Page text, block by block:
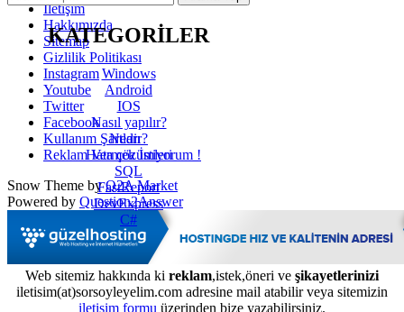
KATEGORİLER
Windows
Android
IOS
Nasıl yapılır?
Nedir?
Hata çözümleri
SQL
FastReport
DevExpress
C#
İletişim
Hakkımızda
Sitemap
Gizlilik Politikası
Instagram
Youtube
Twitter
Facebook
Kullanım Şartları
Reklam Vermek İstiyorum !
Snow Theme byQ2A Market
Powered by Question2Answer
Web sitemiz hakkında ki reklam,istek,öneri ve şikayetlerinizi
iletisim(at)sorsoyleyelim.com adresine mail atabilir veya sitemizin
iletişim formu üzerinden bize yazabilirsiniz.